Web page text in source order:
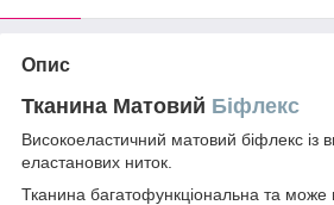
Опис
Тканина Матовий Біфлекс
Високоеластичний матовий біфлекс із
еластанових ниток.
Тканина багатофункціональна та може